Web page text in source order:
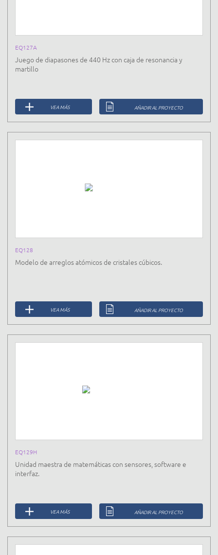
EQ127A
Juego de diapasones de 440 Hz con caja de resonancia y
martillo
VEA MÁS AÑADIR AL PROYECTO
EQ128
Modelo de arreglos atómicos de cristales cúbicos.
VEA MÁS AÑADIR AL PROYECTO
EQ129H
Unidad maestra de matemáticas con sensores, software e
interfaz.
VEA MÁS AÑADIR AL PROYECTO